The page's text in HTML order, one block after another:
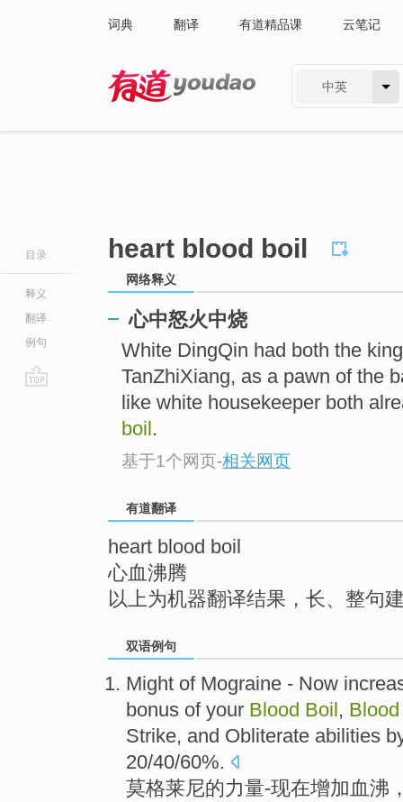
词典 翻译 有道精品课 云笔记
中英
目录
释义
翻译
例句
heart blood boil
网络释义
心中怒火中烧
White DingQin had both the
TanZhiXiang, as a pawn of the
like white housekeeper both
boil .
基于1个网页-相关网页
有道翻译
heart blood boil
心血沸腾
以上为机器翻译结果，长、整句
双语例句
Might of Mograine - Now
bonus of your Blood Boil , Blood
Strike, and Obliterate abilities
20/40/60%.
莫格莱尼的力量-现在增加 血沸